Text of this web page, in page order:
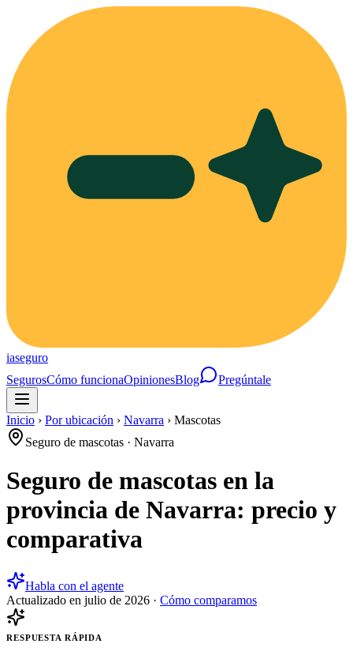
iaseguro
SegurosCómo funcionaOpinionesBlog Pregúntale
Inicio › Por ubicación › Navarra › Mascotas
Seguro de mascotas · Navarra
Seguro de mascotas en la
provincia de Navarra: precio y
comparativa
Habla con el agente
Actualizado en julio de 2026 · Cómo comparamos
RESPUESTA RÁPIDA